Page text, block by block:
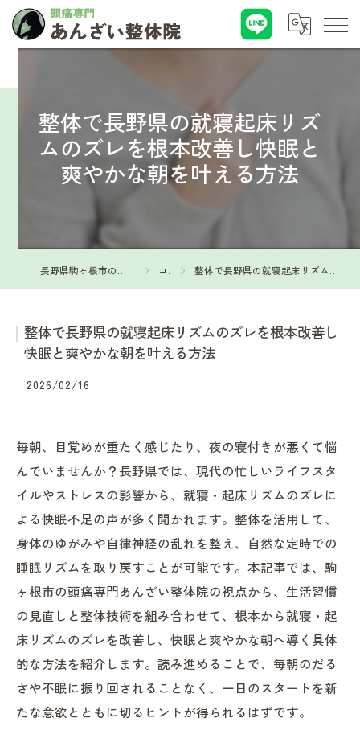
整体で長野県の就寝起床リズ
ムのズレを根本改善し快眠と
爽やかな朝を叶える方法
長野県駒ヶ根市の整体なら頭痛専門 あんざい整体院 コラム 整体で長野県の就寝起床リズムのズレを根本改善し快眠と爽やかな朝を叶える方法
整体で長野県の就寝起床リズムのズレを根本改善し
快眠と爽やかな朝を叶える方法
2026/02/16
毎朝、目覚めが重たく感じたり、夜の寝付きが悪くて悩
んでいませんか？長野県では、現代の忙しいライフスタ
イルやストレスの影響から、就寝・起床リズムのズレに
よる快眠不足の声が多く聞かれます。整体を活用して、
身体のゆがみや自律神経の乱れを整え、自然な定時での
睡眠リズムを取り戻すことが可能です。本記事では、駒
ヶ根市の頭痛専門あんざい整体院の視点から、生活習慣
の見直しと整体技術を組み合わせて、根本から就寝・起
床リズムのズレを改善し、快眠と爽やかな朝へ導く具体
的な方法を紹介します。読み進めることで、毎朝のだる
さや不眠に振り回されることなく、一日のスタートを新
たな意欲とともに切るヒントが得られるはずです。